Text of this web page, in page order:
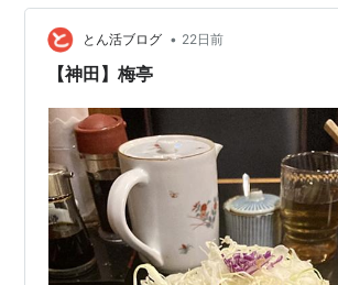
た。 息子はロースかと思ったんだけどな
寒天とレタス。 ここの…
とん活ブログ • 22日前
【神田】梅亭